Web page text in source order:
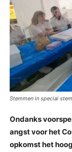
Stemmen in special
Ondanks
angst voor het
opkomst het